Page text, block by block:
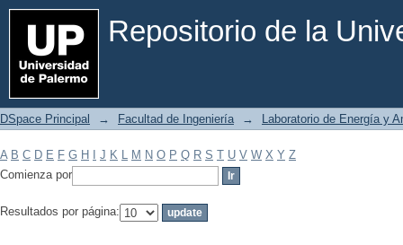
Repositorio de la
Filtrar por: Materia
DSpace Principal → Facultad de Ingeniería → Laboratorio de Energía y
A B C D E F G H J K L M N O P Q R S T U V W X Y Z
Comienza por
Resultados por página: